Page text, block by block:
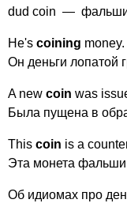
dud coin —
He's coining money.
Он деньги лопатой
A new coin was
Была пущена в
This coin is a
Эта монета
Об идиомах про